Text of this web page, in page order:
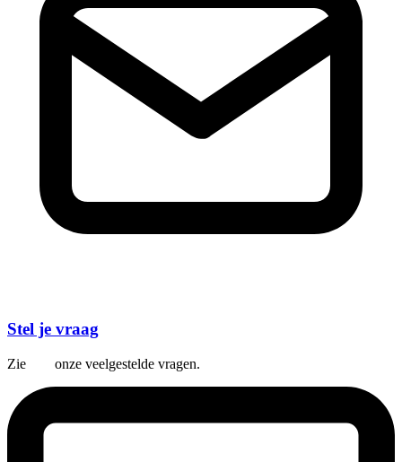
Stel je vraag
Zie onze veelgestelde vragen.